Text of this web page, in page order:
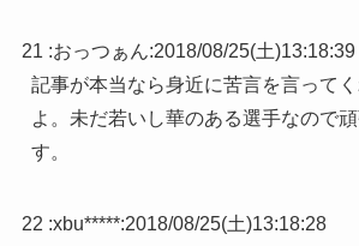
21 :おっつぁん:2018/08/25(土)13:18:39
記事が本当なら身近に苦言を言って
よ。未だ若いし華のある選手なので
す。
22 :xbu*****:2018/08/25(土)13:18:28